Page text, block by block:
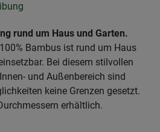
rund um Haus und Garten.
Bambus ist rund um Haus
Bei diesem stilvollen
und Außenbereich sind
keine Grenzen gesetzt.
erhältlich.